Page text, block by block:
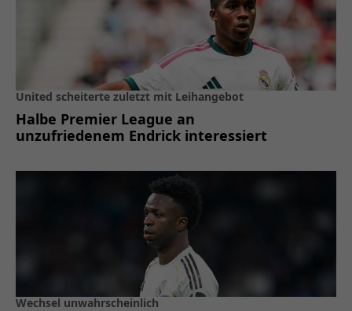
United scheiterte zuletzt mit Leihangebot
Halbe Premier League an
unzufriedenem Endrick interessiert
Wechsel unwahrscheinlich